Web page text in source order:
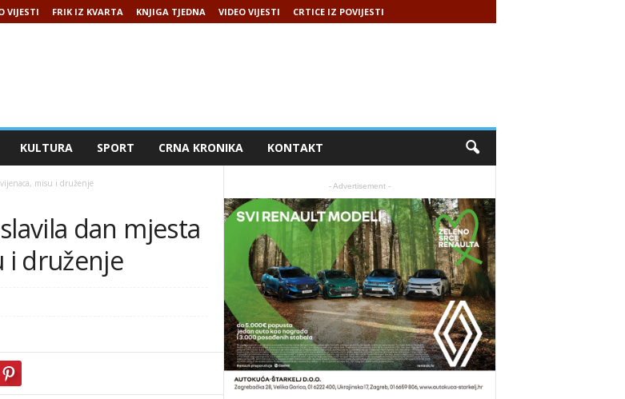
VIJESTI FRIK IZ KVARTA KNJIGA TJEDNA VIDEO VIJESTI CRTICE IZ POVIJESTI
KULTURA SPORT CRNA KRONIKA KONTAKT
misu i druženje
dan mjesta
i druženje
- Advertisement -